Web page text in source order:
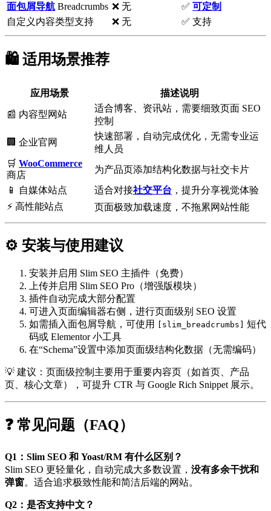
面包屑导航 Breadcrumbs ❌ 无 ✅ 可定制
自定义内容类型支持
❌ 无 ✅ 支持
🛍️ 适用场景推荐
应用场景 描述说明
📰 内容型网站
适合博客、资讯站，需要细致页面 SEO
控制
🏢 企业官网
快速部署，自动完成优化，无需专业运
维人员
🛒 WooCommerce
商店
为产品页添加结构化数据与社交卡片
📱 自媒体站点
适合对接社交平台 ，提升分享视觉体验
⚡ 高性能站点
页面极致加载速度，不拖累网站性能
⚙️ 安装与使用建议
安装并启用 Slim SEO 主插件（免费）
上传并启用 Slim SEO Pro（增强版模块）
插件自动完成大部分配置
可进入页面编辑器右侧，进行页面级别 SEO 设置
如需插入面包屑导航，可使用
[slim_breadcrumbs] 短代
码或 Elementor 小工具
在“Schema”设置中添加页面级结构化数据（无需编码）
💡 建议：页面级控制主要用于重要内容页（如首页、产品
页、核心文章），可提升 CTR 与 Google Rich Snippet 展示。
❓ 常见问题（FAQ）
Q1：Slim SEO 和 Yoast/RM 有什么区别？
Slim SEO 更轻量化，自动完成大多数设置， 没有多余干扰和
弹窗。适合追求极致性能和简洁后端的网站。
Q2：是否支持中文？